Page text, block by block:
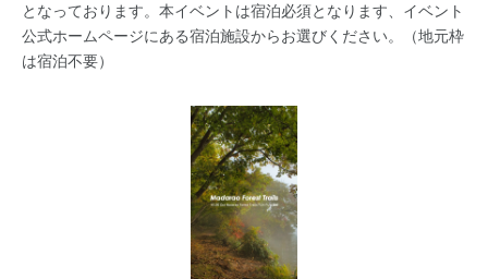
となっております。本イベントは宿泊必須となります、イベント
公式ホームページにある宿泊施設からお選びください。（地元枠
は宿泊不要）